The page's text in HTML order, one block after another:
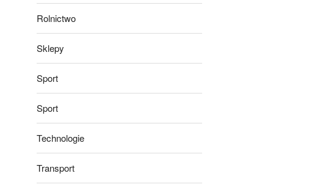
Rolnictwo
Sklepy
Sport
Sport
Technologie
Transport